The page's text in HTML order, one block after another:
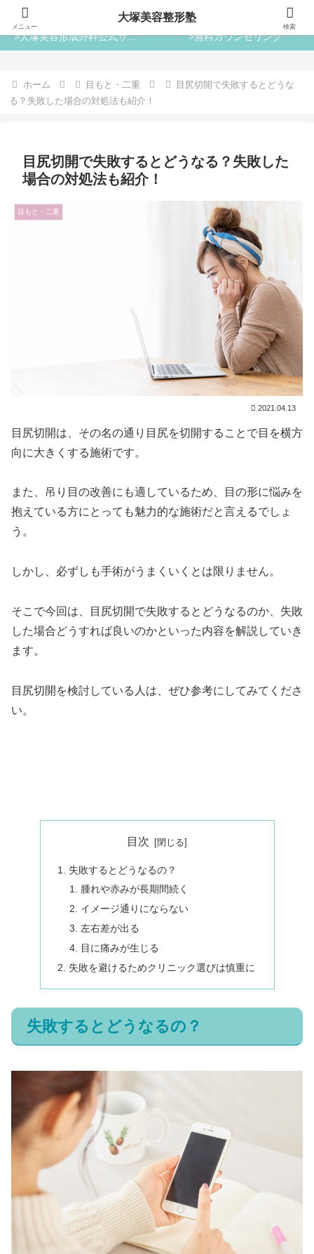
大塚美容整形塾
>大塚美容形成外科公式サイト >無料カウンセリング
ホーム 目もと・二重
目尻切開で失敗するとどうな
る？失敗した場合の対処法も紹介！
目尻切開で失敗するとどうなる？失敗した
場合の対処法も紹介！
目もと・二重
2021.04.13
目尻切開は、その名の通り目尻を切開することで目を横方
向に大きくする施術です。
また、吊り目の改善にも適しているため、目の形に悩みを
抱えている方にとっても魅力的な施術だと言えるでしょ
う。
しかし、必ずしも手術がうまくいくとは限りません。
そこで今回は、目尻切開で失敗するとどうなるのか、失敗
した場合どうすれば良いのかといった内容を解説していき
ます。
目尻切開を検討している人は、ぜひ参考にしてみてくださ
い。
目次
失敗するとどうなるの？
腫れや赤みが長期間続く
イメージ通りにならない
左右差が出る
目に痛みが生じる
失敗を避けるためクリニック選びは慎重に
失敗するとどうなるの？
メニュー
大塚美容整形塾
検索